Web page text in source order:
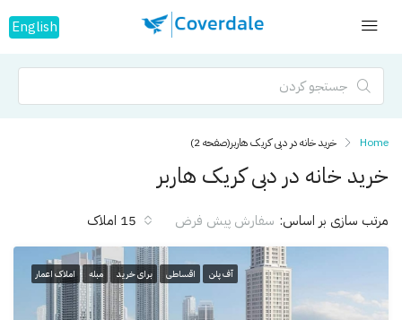
English
Home خرید خانه در دبی کریک هاربر(صفحه 2)
خرید خانه در دبی کریک هاربر
15 املاک مرتب سازی بر اساس: سفارش پیش فرض
آف پلن اقساطی برای خرید مبله املاک اعمار